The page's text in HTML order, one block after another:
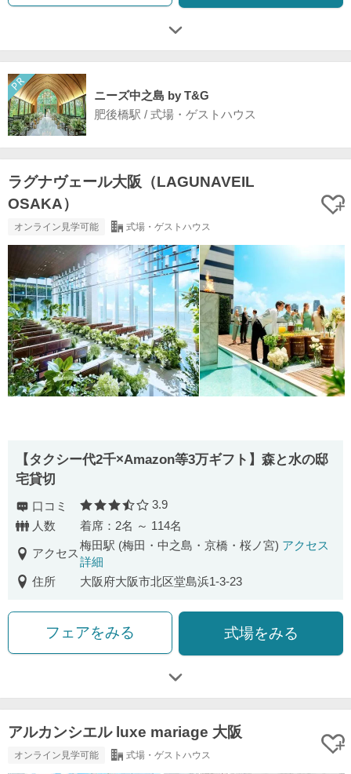
ニーズ中之島 by T&G
肥後橋駅 / 式場・ゲストハウス
ラグナヴェール大阪（LAGUNAVEIL
OSAKA）
オンライン見学可能 式場・ゲストハウス
【タクシー代2千×Amazon等3万ギフト】森と水の邸
宅貸切
口コミ 口コミ評価
3.9
人数
着席：2名 ～ 114名
アクセス
梅田駅 (梅田・中之島・京橋・桜ノ宮) アクセス
詳細
住所
大阪府大阪市北区堂島浜1-3-23
フェアをみる 式場をみる
アルカンシエル luxe mariage 大阪
オンライン見学可能 式場・ゲストハウス